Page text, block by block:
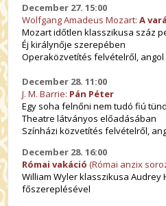
December 27. 15:00
Wolfgang Amadeus Mozart:A
Mozart időtlen klasszikusa száz
Éj királynője szerepében
Operaközvetítés felvételről,
December 28. 11:00
J. M. Barrie: Pán Péter
Egy soha felnőni nem tudó fiú
Theatre látványos előadásában
Színházi közvetítés felvételről,
December 28. 16:00
Római vakáció (Római anzix
William Wyler klasszikusa Audrey
főszereplésével